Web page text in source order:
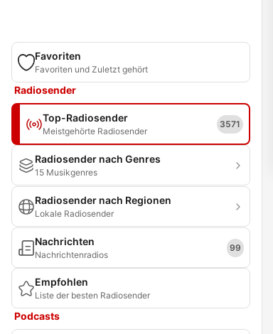
Favoriten
Favoriten und Zuletzt gehört
Radiosender
Top-Radiosender
Meistgehörte Radiosender
3571
Radiosender nach Genres
15 Musikgenres
Radiosender nach Regionen
Lokale Radiosender
Nachrichten
Nachrichtenradios
99
Empfohlen
Liste der besten Radiosender
Podcasts